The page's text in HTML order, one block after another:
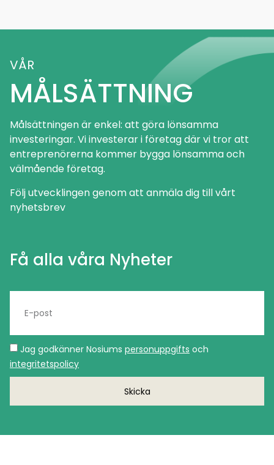
VÅR
MÅLSÄTTNING
Målsättningen är enkel: att göra lönsamma
investeringar. Vi investerar i företag där vi tror att
entreprenörerna kommer bygga lönsamma och
välmående företag.
Följ utvecklingen genom att anmäla dig till vårt
nyhetsbrev
Få alla våra Nyheter
Jag godkänner Nosiums personuppgifts och
integritetspolicy
Skicka